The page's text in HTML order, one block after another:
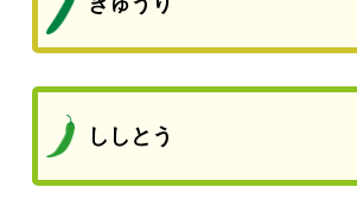
ししとう